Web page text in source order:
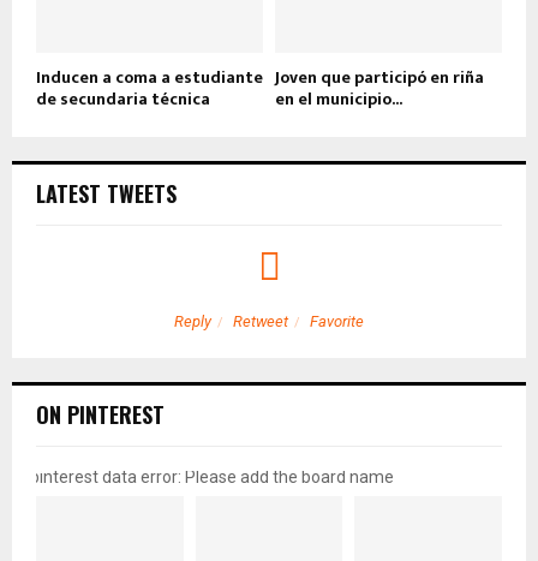
Inducen a coma a estudiante
de secundaria técnica
Joven que participó en riña
en el municipio...
LATEST TWEETS
Reply Retweet Favorite
ON PINTEREST
pinterest data error: Please add the board name